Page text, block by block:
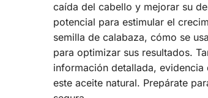
caída del cabello y mejorar su
potencial para estimular el
semilla de calabaza, cómo se
para optimizar sus resultados.
información detallada,
este aceite natural. Prepárate